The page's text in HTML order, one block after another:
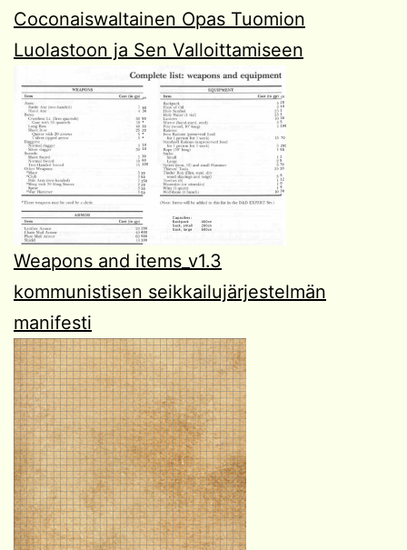
Coconaiswaltainen Opas Tuomion
Luolastoon ja Sen Valloittamiseen
Weapons and items_v1.3
kommunistisen seikkailujärjestelmän
manifesti